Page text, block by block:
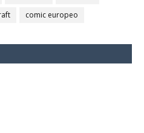
comic europeo